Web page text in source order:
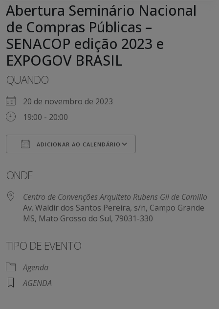
Abertura Seminário Nacional
de Compras Públicas –
SENACOP edição 2023 e
EXPOGOV BRASIL
QUANDO
20 de novembro de 2023
19:00 - 20:00
ADICIONAR AO CALENDÁRIO
ONDE
Centro de Convenções Arquiteto Rubens Gil de Camillo
Av. Waldir dos Santos Pereira, s/n, Campo Grande
MS, Mato Grosso do Sul, 79031-330
TIPO DE EVENTO
Agenda
AGENDA